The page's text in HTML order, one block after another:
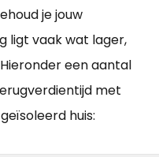
je jouw
ligt vaak wat lager,
een aantal
met
huis: